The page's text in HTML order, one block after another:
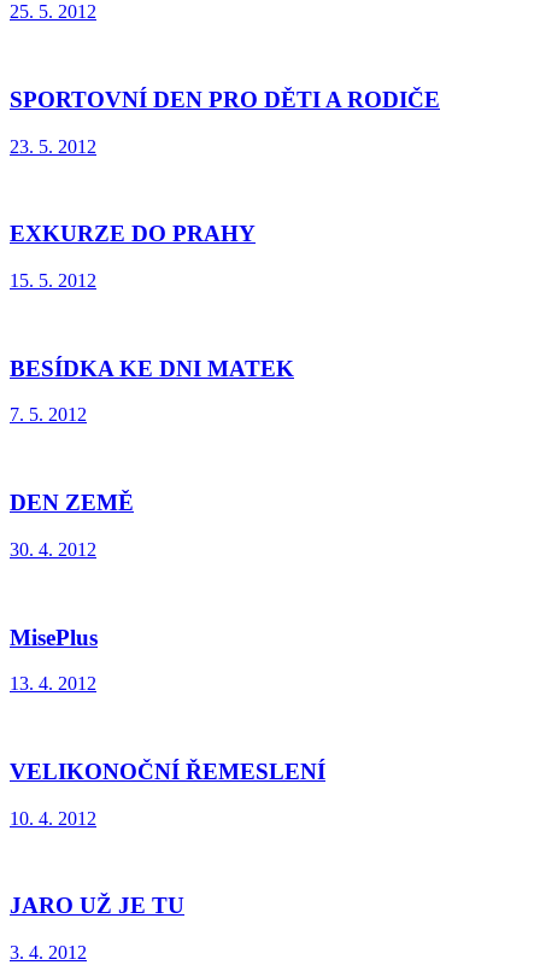
25. 5. 2012
SPORTOVNÍ DEN PRO DĚTI A RODIČE
23. 5. 2012
EXKURZE DO PRAHY
15. 5. 2012
BESÍDKA KE DNI MATEK
7. 5. 2012
DEN ZEMĚ
30. 4. 2012
MisePlus
13. 4. 2012
VELIKONOČNÍ ŘEMESLENÍ
10. 4. 2012
JARO UŽ JE TU
3. 4. 2012